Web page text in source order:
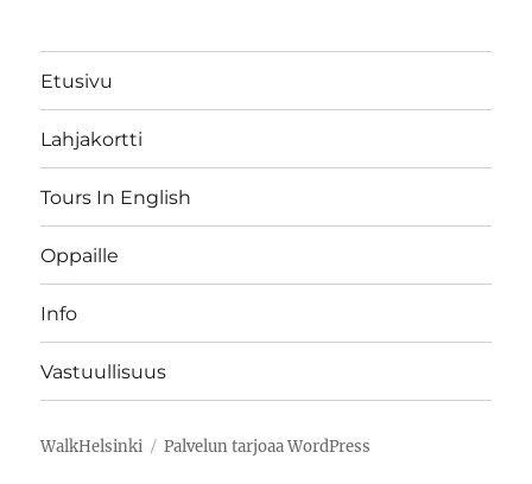
Etusivu
Lahjakortti
Tours In English
Oppaille
Info
Vastuullisuus
WalkHelsinki Palvelun tarjoaa WordPress